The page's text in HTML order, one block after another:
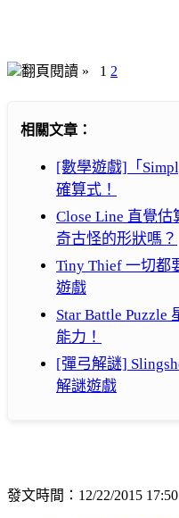
翻頁閱讀 » 1 2
相關文章：
[數學遊戲]「
確算式！
Close Line 直覺
奇古怪的形狀嗎？
Tiny Thief 一切都
遊戲
Star Battle Puzzle
能力！
[彈弓解謎]
解謎遊戲
發文時間：12/22/2015